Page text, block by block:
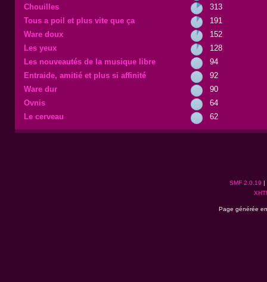
Chouilles
313
Tous a poil et plus vite que ça
191
Ware doux
152
Les yeux
128
Les nouveautés de la musique libre
94
Entraide, amitié et plus si affinité
92
Ware dur
90
Ovnis
64
Le cerveau
62
SMF 2.0.19 |
Page générée